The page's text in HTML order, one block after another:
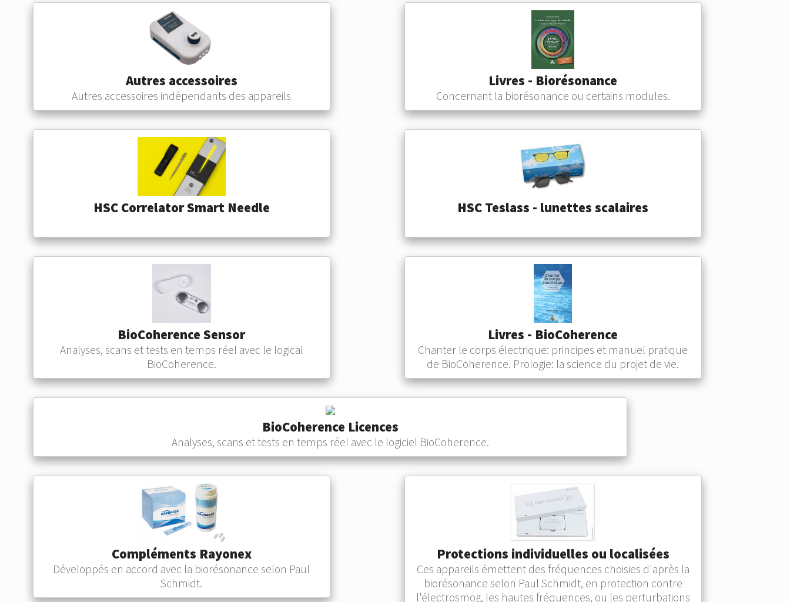
Autres accessoires
Autres accessoires indépendants des appareils
Livres - Biorésonance
Concernant la biorésonance ou certains modules.
HSC Correlator Smart Needle HSC Teslass - lunettes scalaires
BioCoherence Sensor
Analyses, scans et tests en temps réel avec le logical
BioCoherence.
Livres - BioCoherence
Chanter le corps électrique: principes et manuel pratique
de BioCoherence. Prologie: la science du projet de vie.
BioCoherence Licences
Analyses, scans et tests en temps réel avec le logiciel BioCoherence.
Compléments Rayonex
Développés en accord avec la biorésonance selon Paul
Schmidt.
Protections individuelles ou localisées
Ces appareils émettent des fréquences choisies d'après la
biorésonance selon Paul Schmidt, en protection contre
l'électrosmog, les hautes fréquences, ou les perturbations